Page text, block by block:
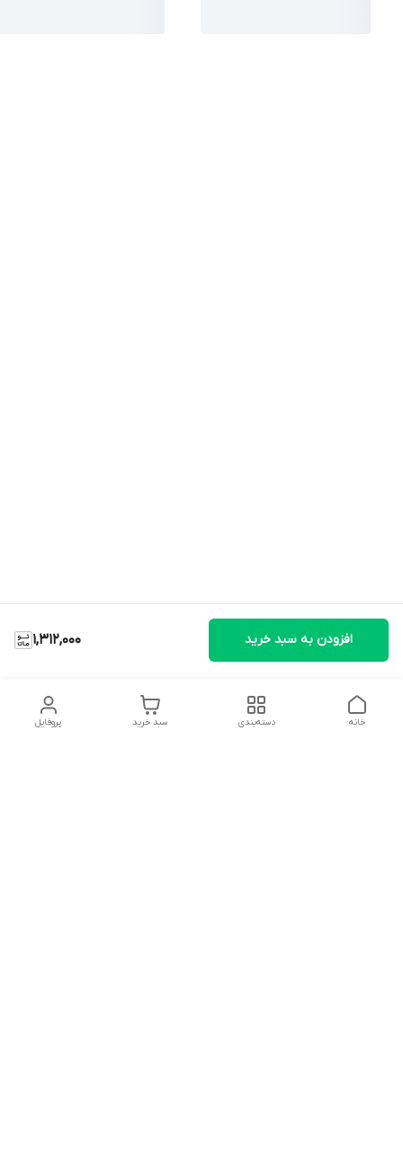
1,312,000 افزودن به سبد خرید
پروفایل سبد خرید دسته‌بندی خانه